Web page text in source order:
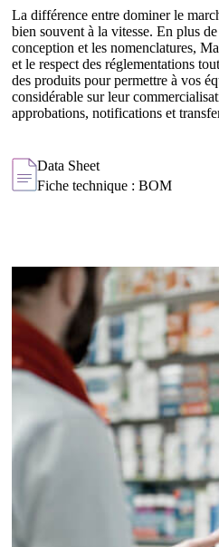
La différence entre dominer le
bien souvent à la vitesse. En plus
conception et les nomenclatures,
et le respect des réglementations
des produits pour permettre à vos
considérable sur leur
approbations, notifications et
Data Sheet
Fiche technique : BOM